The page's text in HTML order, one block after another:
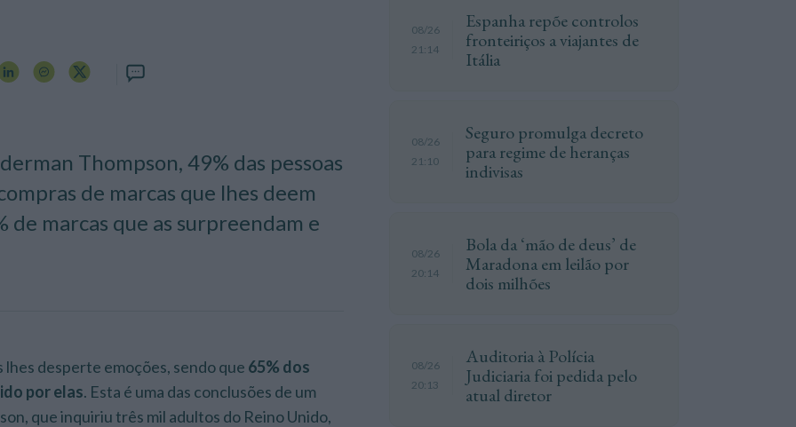
Thompson, 49% das pessoas
de marcas que lhes deem
de marcas que as surpreendam e
lhes desperte emoções, sendo que 65% dos
por elas. Esta é uma das conclusões de um
que inquiriu três mil adultos do Reino Unido,
08/26
21:14
Espanha repõe controlos
fronteiriços a viajantes de
Itália
08/26
21:10
Seguro promulga decreto
para regime de heranças
indivisas
08/26
20:14
Bola da ‘mão de deus’ de
Maradona em leilão por
dois milhões
08/26
20:13
Auditoria à Polícia
Judiciaria foi pedida pelo
atual diretor